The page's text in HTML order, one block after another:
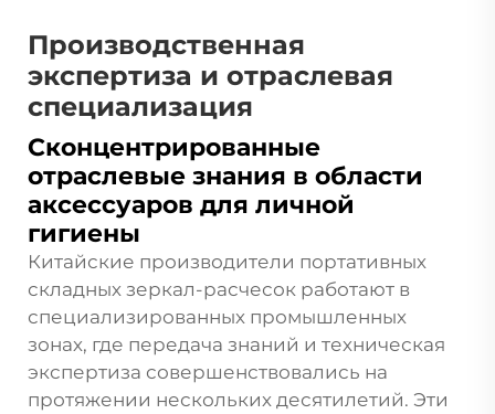
Производственная
экспертиза и отраслевая
специализация
Сконцентрированные
отраслевые знания в области
аксессуаров для личной
гигиены
Китайские производители портативных
складных зеркал-расчесок работают в
специализированных промышленных
зонах, где передача знаний и техническая
экспертиза совершенствовались на
протяжении нескольких десятилетий. Эти